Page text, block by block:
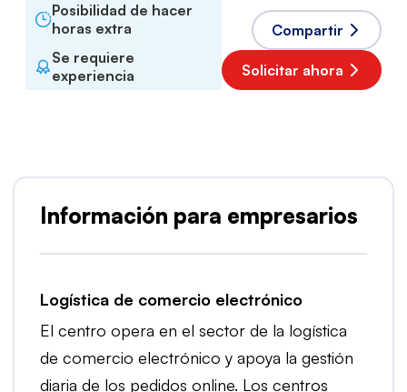
Posibilidad de hacer
horas extra
Se requiere
experiencia
Compartir
Solicitar ahora
Información para empresarios
Logística de comercio electrónico
El centro opera en el sector de la logística
de comercio electrónico y apoya la gestión
diaria de los pedidos online. Los centros